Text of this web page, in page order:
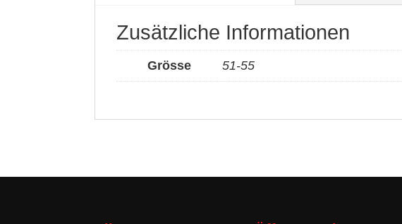
Zusätzliche Informationen
Grösse 51-55